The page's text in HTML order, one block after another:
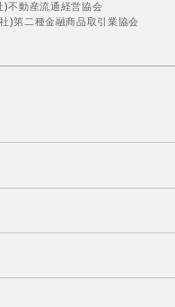
不動産流通経営協会
)第二種金融商品取引業協会